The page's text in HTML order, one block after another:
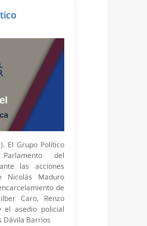
El Grupo Político
del
las acciones
Nicolás Maduro
de
Caro, Renzo
el asedio policial
Dávila Barrios